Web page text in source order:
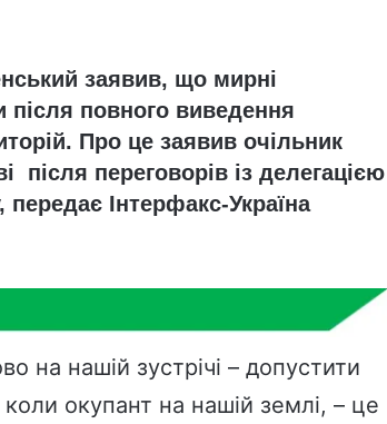
заявив, що мирні
після повного виведення
Про це заявив очільник
після переговорів із делегацією
Інтерфакс-Україна
на нашій зустрічі – допустити
окупант на нашій землі, – це